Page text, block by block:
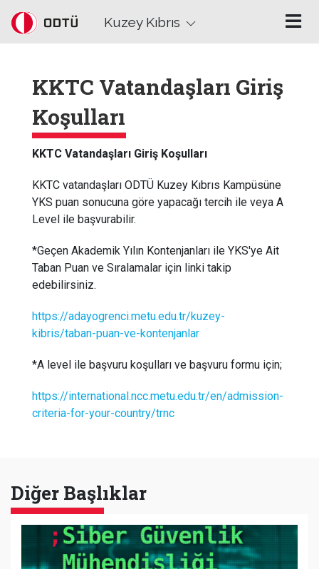
Skip to main content
Kuzey Kıbrıs
KKTC Vatandaşları Giriş
Koşulları
KKTC Vatandaşları Giriş Koşulları
KKTC vatandaşları ODTÜ Kuzey Kıbrıs Kampüsüne
YKS puan sonucuna göre yapacağı tercih ile veya A
Level ile başvurabilir.
*Geçen Akademik Yılın Kontenjanları ile YKS'ye Ait
Taban Puan ve Sıralamalar için linki takip
edebilirsiniz.
https://adayogrenci.metu.edu.tr/kuzey-
kibris/taban-puan-ve-kontenjanlar
*A level ile başvuru koşulları ve başvuru formu için;
https://international.ncc.metu.edu.tr/en/admission-
criteria-for-your-country/trnc
Diğer Başlıklar